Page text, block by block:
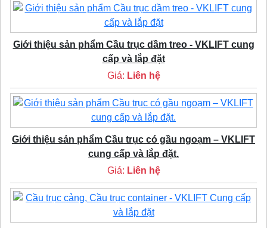
Giới thiệu sản phẩm Cầu trục dầm treo - VKLIFT cung
cấp và lắp đặt
Giá: Liên hệ
Giới thiệu sản phẩm Cầu trục có gầu ngoạm – VKLIFT
cung cấp và lắp đặt.
Giá: Liên hệ